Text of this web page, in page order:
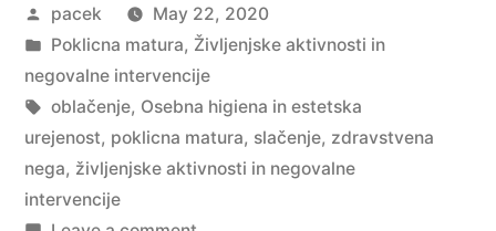
Osebna
higiena
in
estetska
Posted
by
pacek
May 22, 2020
Posted
in
Poklicna matura, Življenjske aktivnosti in
negovalne intervencije
Tags:
oblačenje, Osebna higiena in estetska
urejenost, poklicna matura, slačenje, zdravstvena
nega, življenjske aktivnosti in negovalne
intervencije